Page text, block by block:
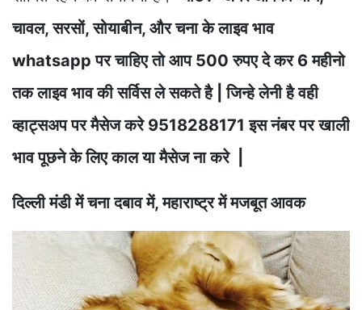
चावल, सरसों, सोयाबीन, और चना के लाइव भाव
whatsapp पर चाहिए तो आप 500 रुपए दे कर 6 महीनो
तक लाइव भाव की सर्विस ले सकते है | जिन्हे लेनी है वही
व्हाट्सअप पर मैसेज करे 9518288171 इस नंबर पर खाली
भाव पूछने के लिए काल या मैसेज ना करे |
दिल्ली मंडी में चना दबाव में, महाराष्ट्र में मजबूत आवक